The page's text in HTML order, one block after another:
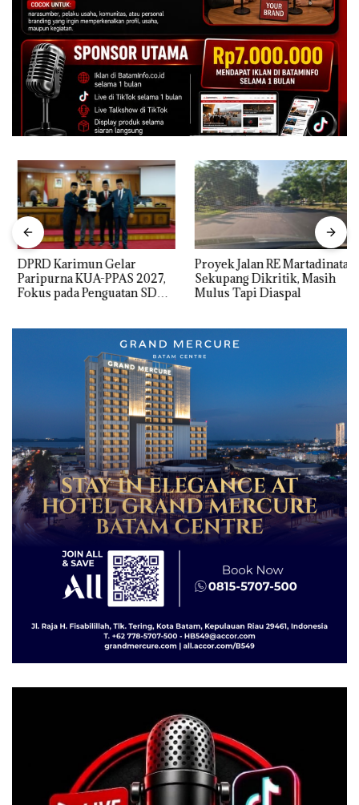
DPRD Karimun Gelar
Paripurna KUA-PPAS 2027,
Fokus pada Penguatan SDM,
Proyek Jalan RE Martadinata
Sekupang Dikritik, Masih
Mulus Tapi Diaspal